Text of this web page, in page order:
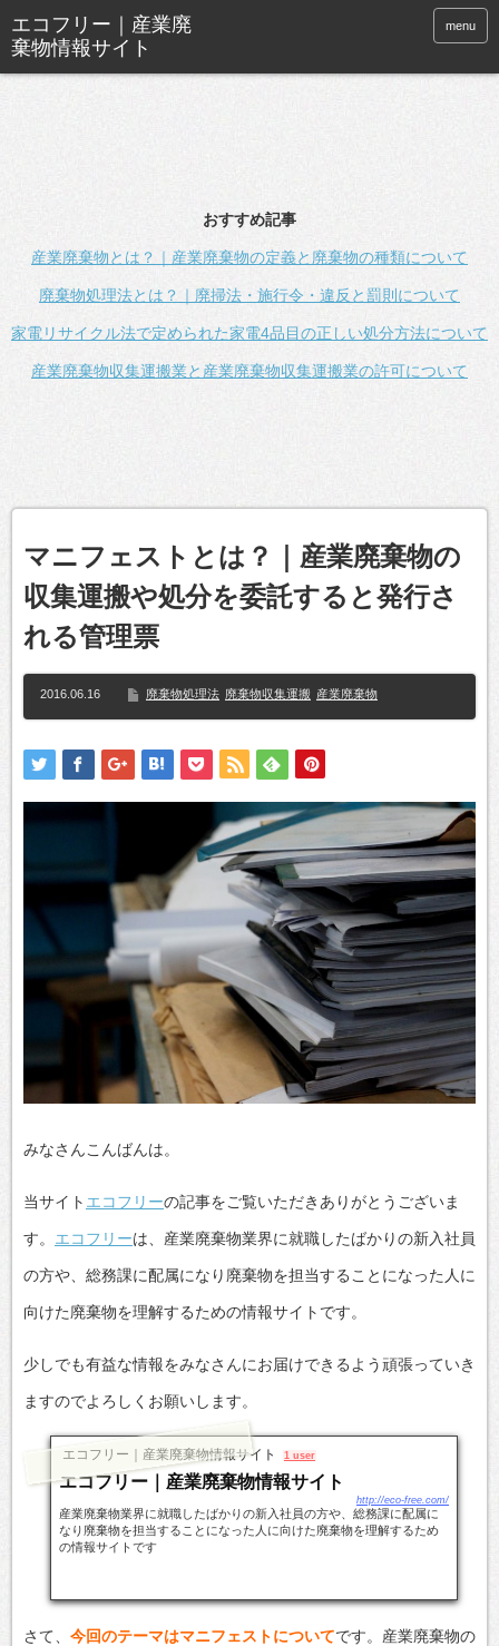
menu
おすすめ記事
産業廃棄物とは？｜産業廃棄物の定義と廃棄物の種類について
廃棄物処理法とは？｜廃掃法・施行令・違反と罰則について
家電リサイクル法で定められた家電4品目の正しい処分方法について
産業廃棄物収集運搬業と産業廃棄物収集運搬業の許可について
マニフェストとは？｜産業廃棄物の
収集運搬や処分を委託すると発行さ
れる管理票
2016.06.16 廃棄物処理法 廃棄物収集運搬 産業廃棄物
みなさんこんばんは。
当サイト エコフリーの記事をご覧いただきありがとうございま
す。 エコフリーは、産業廃棄物業界に就職したばかりの新入社員
の方や、総務課に配属になり廃棄物を担当することになった人に
向けた廃棄物を理解するための情報サイトです。
少しでも有益な情報をみなさんにお届けできるよう頑張っていき
ますのでよろしくお願いします。
エコフリー｜産業廃棄物情報サイト 1 user
エコフリー｜産業廃棄物情報サイト
http://eco-free.com/
産業廃棄物業界に就職したばかりの新入社員の方や、総務課に配属に
なり廃棄物を担当することになった人に向けた廃棄物を理解するため
の情報サイトです
さて、 今回のテーマはマニフェストについてです。産業廃棄物の